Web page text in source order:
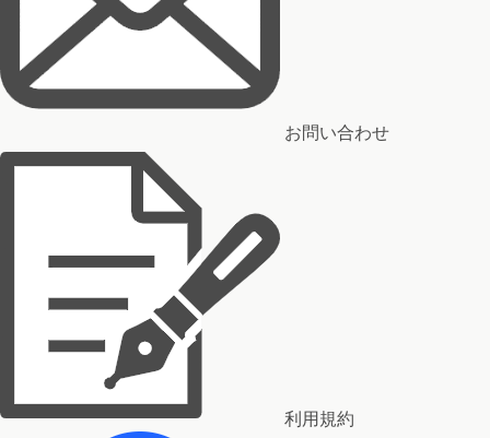
お問い合わせ
利用規約